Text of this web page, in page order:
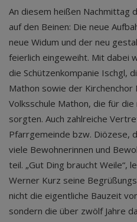
An diesem heißen Nachmittag
auf den Beinen: Die neue
neue Widum und der neu
feierlich eingeweiht. Mit dabei
die Schützenkompanie Ischgl,
Mathon sowie der
Volksschule Mathon, die für
sorgten. Auch zahlreiche
Pfarrgemeinde bzw. Diözese,
viele Bewohnerinnen und
teil. „Gut Ding braucht
Werner Kurz seine
nicht die eigentliche Bauzeit
sondern die über zwölf Jahre